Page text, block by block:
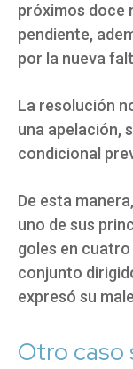
próximos doce
pendiente,
por la nueva
La resolución
una apelación,
condicional
De esta
uno de sus
goles en
conjunto
expresó su
Otro caso